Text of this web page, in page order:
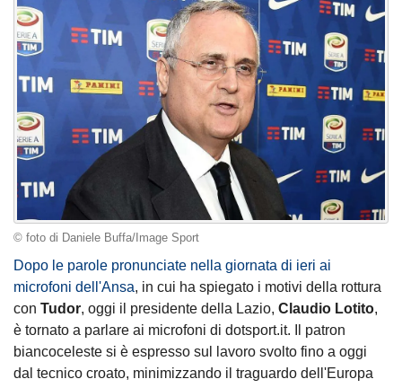
© foto di Daniele Buffa/Image Sport
Dopo le parole pronunciate nella giornata di ieri ai
microfoni dell'Ansa, in cui ha spiegato i motivi della rottura
con Tudor, oggi il presidente della Lazio, Claudio Lotito,
è tornato a parlare ai microfoni di dotsport.it. Il patron
biancoceleste si è espresso sul lavoro svolto fino a oggi
dal tecnico croato, minimizzando il traguardo dell'Europa